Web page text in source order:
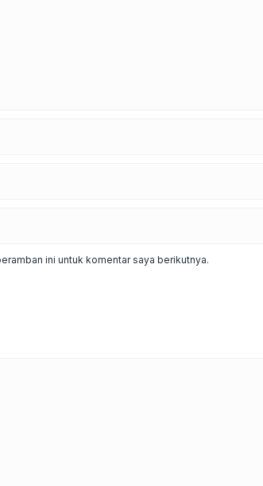
ini untuk komentar saya berikutnya.